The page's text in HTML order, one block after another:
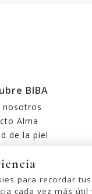
BIBA
nosotros
Alma
de la piel
para recordar
cada vez más útil